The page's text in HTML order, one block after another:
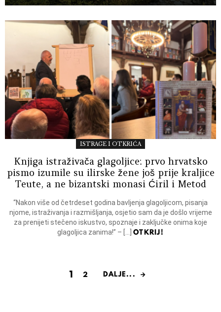
ISTRAGE I OTKRIĆA
Knjiga istraživača glagoljice: prvo hrvatsko
pismo izumile su ilirske žene još prije kraljice
Teute, a ne bizantski monasi Ćiril i Metod
“Nakon više od četrdeset godina bavljenja glagoljicom, pisanja
njome, istraživanja i razmišljanja, osjetio sam da je došlo vrijeme
za prenijeti stečeno iskustvo, spoznaje i zaključke onima koje
glagoljica zanima!” – […] OTKRIJ!
1 2 DALJE...